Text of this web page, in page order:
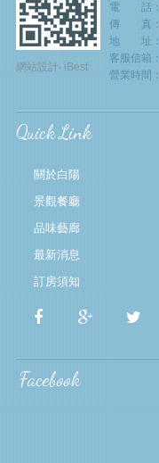
網站設計‧ iBest
電 話：
傳 真：
地 址：
客服信箱：
營業時間：
Quick Link
關於白陽
景觀餐廳
品味藝廊
最新消息
訂房須知
Facebook